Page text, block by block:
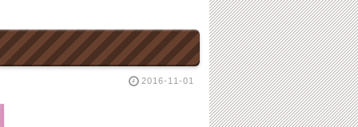
2016-11-01